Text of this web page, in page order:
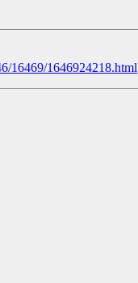
16469/1646924218.html